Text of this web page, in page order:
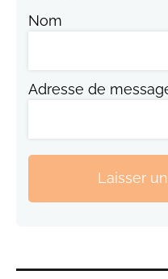
Nom
Adresse de
Laisser